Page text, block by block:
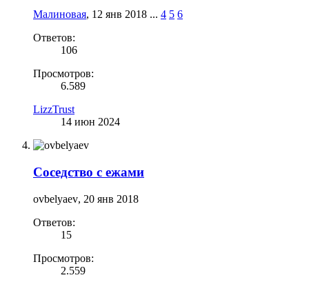
Малиновая, 12 янв 2018 ... 4 5 6
Ответов:
106
Просмотров:
6.589
LizzTrust
14 июн 2024
Соседство с ежами
ovbelyaev, 20 янв 2018
Ответов:
15
Просмотров:
2.559